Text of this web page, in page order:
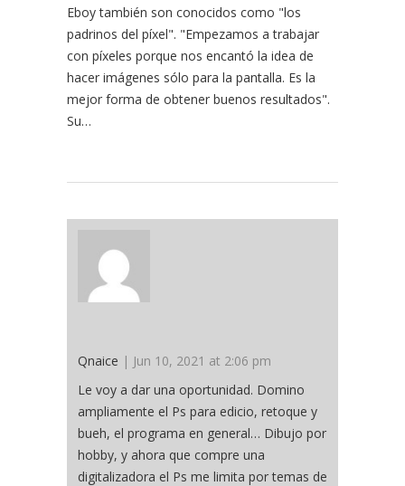
Eboy también son conocidos como "los
padrinos del píxel". "Empezamos a trabajar
con píxeles porque nos encantó la idea de
hacer imágenes sólo para la pantalla. Es la
mejor forma de obtener buenos resultados".
Su…
Qnaice | Jun 10, 2021 at 2:06 pm
Le voy a dar una oportunidad. Domino
ampliamente el Ps para edicio, retoque y
bueh, el programa en general… Dibujo por
hobby, y ahora que compre una
digitalizadora el Ps me limita por temas de